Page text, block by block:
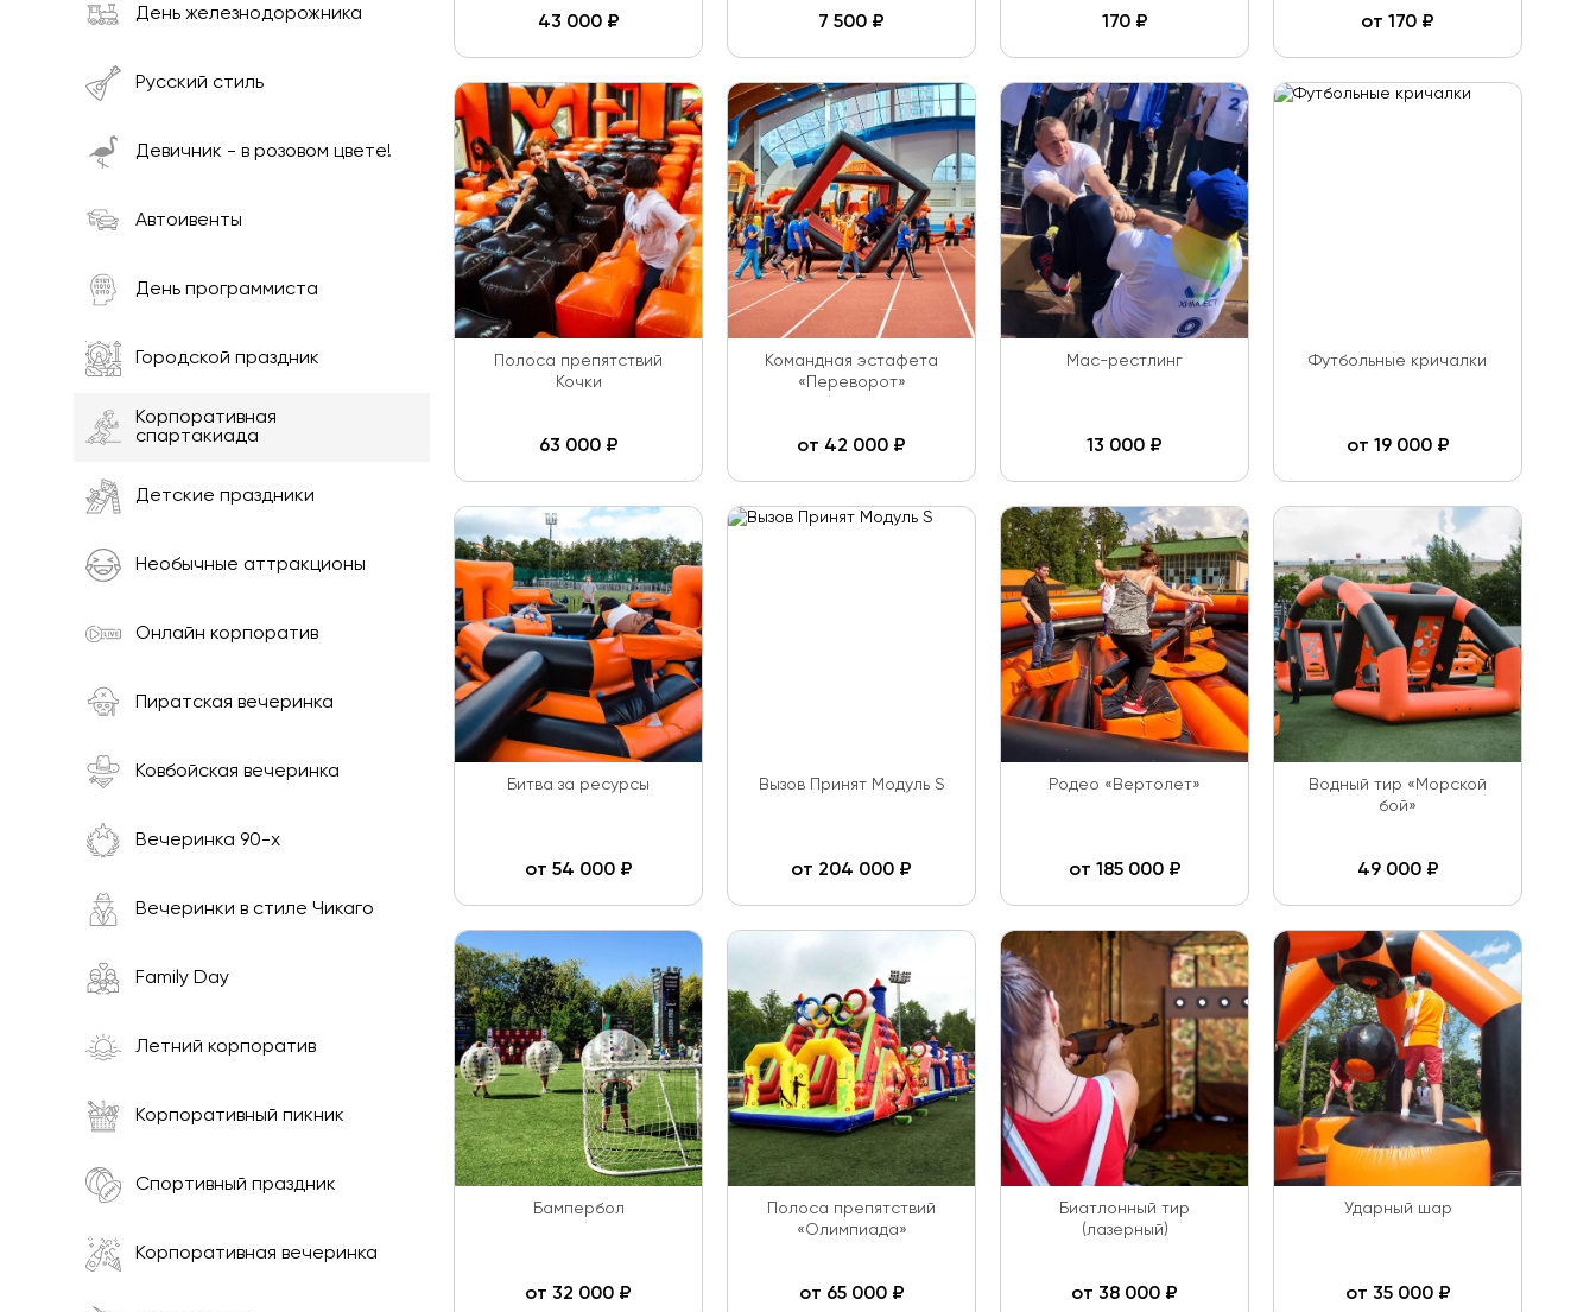
День железнодорожника
Русский стиль
Девичник - в розовом цвете!
Автоивенты
День программиста
Городской праздник
Корпоративная
спартакиада
Детские праздники
Необычные аттракционы
Онлайн корпоратив
Пиратская вечеринка
Ковбойская вечеринка
Вечеринка 90-х
Вечеринки в стиле Чикаго
Family Day
Летний корпоратив
Корпоративный пикник
Спортивный праздник
Корпоративная вечеринка
43 000₽ 7 500 ₽ 170₽ от 170 ₽
Полоса препятствий
Кочки
63 000₽
Командная эстафета
«Переворот»
от 42 000 ₽
Мас-рестлинг
13 000 ₽
Футбольные кричалки
от 19 000₽
Битва за ресурсы
от 54 000₽
Вызов Принят Модуль S
от 204 000 ₽
Родео «Вертолет»
от 185 000₽
Водный тир «Морской
бой»
49 000₽
Бампербол
от 32 000 ₽
Полоса препятствий
«Олимпиада»
от 65 000₽
Биатлонный тир
(лазерный)
от 38 000 ₽
Ударный шар
от 35 000₽